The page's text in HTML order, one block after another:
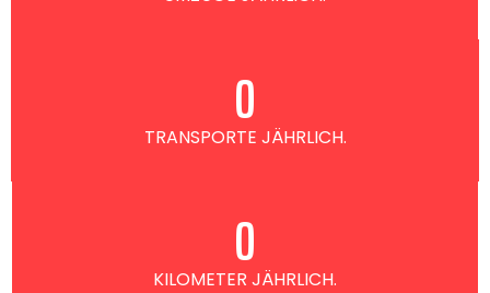
TRANSPORTE JÄHRLICH.
0
KILOMETER JÄHRLICH.
0